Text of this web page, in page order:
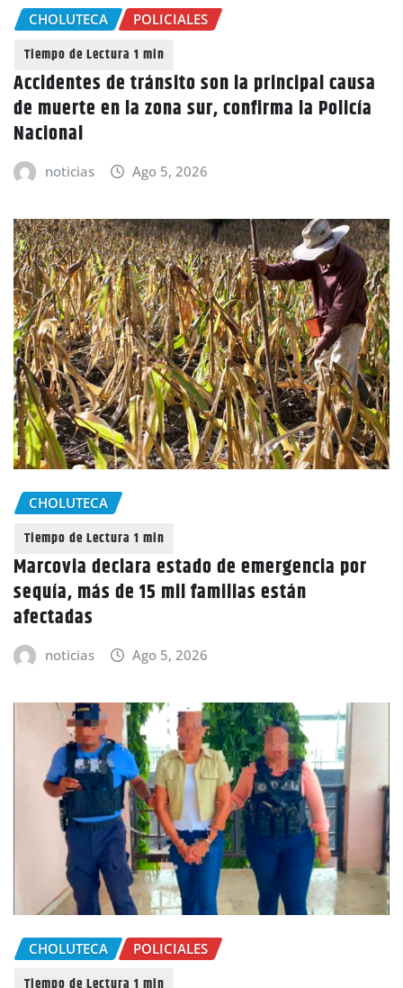
CHOLUTECA POLICIALES
Accidentes de tránsito son la principal causa
de muerte en la zona sur, confirma la Policía
Nacional
noticias Ago 5, 2026
CHOLUTECA
Marcovia declara estado de emergencia por
sequía, más de 15 mil familias están
afectadas
noticias Ago 5, 2026
CHOLUTECA POLICIALES